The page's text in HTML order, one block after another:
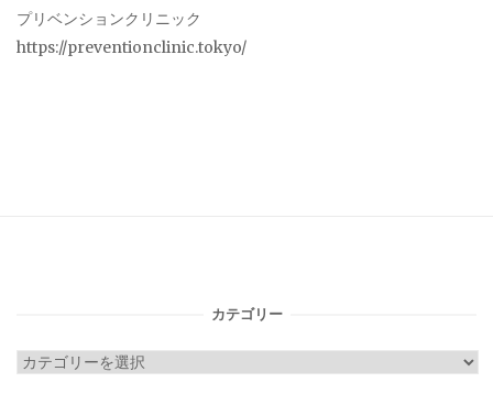
プリベンションクリニック
https://preventionclinic.tokyo/
カテゴリー
カ